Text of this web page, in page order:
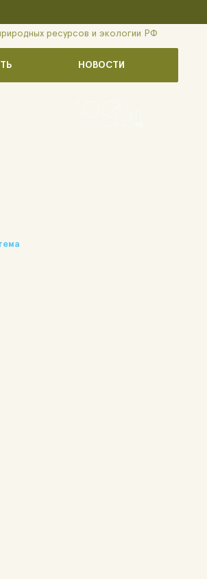
НОВОСТИ
ресурсов и экологии РФ